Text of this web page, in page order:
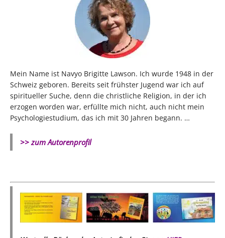
Mein Name ist Navyo Brigitte Lawson. Ich wurde 1948 in der
Schweiz geboren. Bereits seit frühster Jugend war ich auf
spiritueller Suche, denn die christliche Religion, in der ich
erzogen worden war, erfüllte mich nicht, auch nicht mein
Psychologiestudium, das ich mit 30 Jahren begann. …
>> zum Autorenprofil